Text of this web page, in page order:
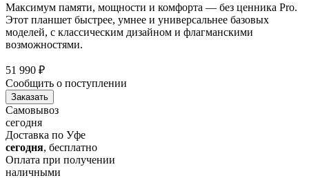
Максимум памяти, мощности и комфорта — без ценника Pro.
Этот планшет быстрее, умнее и универсальнее базовых
моделей, с классическим дизайном и флагманскими
возможностями.
51 990 ₽
Сообщить о поступлении
Заказать
Самовывоз
сегодня
Доставка по Уфе
сегодня, бесплатно
Оплата при получении
наличными